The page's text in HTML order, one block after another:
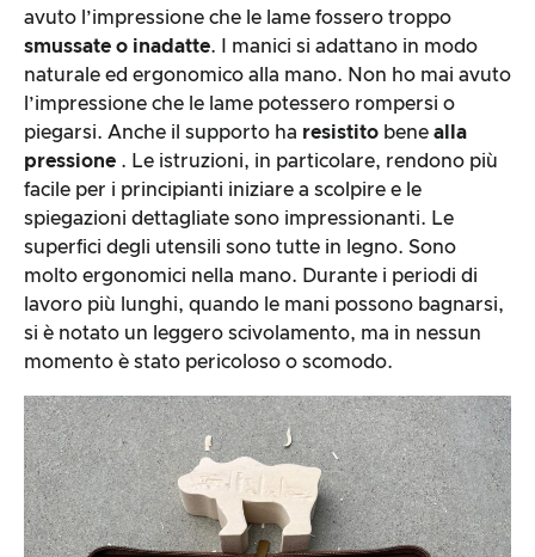
avuto l’impressione che le lame fossero troppo
smussate o inadatte. I manici si adattano in modo
naturale ed ergonomico alla mano. Non ho mai avuto
l’impressione che le lame potessero rompersi o
piegarsi. Anche il supporto ha resistito bene alla
pressione . Le istruzioni, in particolare, rendono più
facile per i principianti iniziare a scolpire e le
spiegazioni dettagliate sono impressionanti. Le
superfici degli utensili sono tutte in legno. Sono
molto ergonomici nella mano. Durante i periodi di
lavoro più lunghi, quando le mani possono bagnarsi,
si è notato un leggero scivolamento, ma in nessun
momento è stato pericoloso o scomodo.